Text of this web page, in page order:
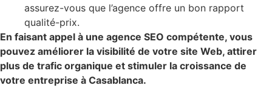
assurez-vous que l’agence offre un bon rapport
qualité-prix.
En faisant appel à une agence SEO compétente, vous
pouvez améliorer la visibilité de votre site Web, attirer
plus de trafic organique et stimuler la croissance de
votre entreprise à Casablanca.